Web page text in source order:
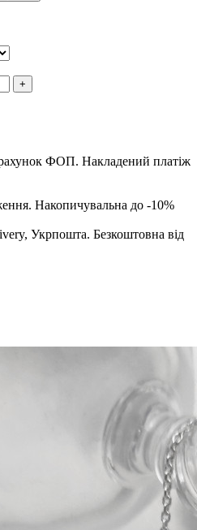
+
ФОП. Накладений платіж
Накопичувальна до -10%
Укрпошта. Безкоштовна від